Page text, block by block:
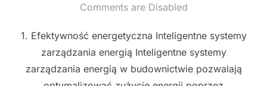
on
Comments are Disabled
1. Efektywność energetyczna Inteligentne systemy
zarządzania energią Inteligentne systemy
zarządzania energią w budownictwie pozwalają